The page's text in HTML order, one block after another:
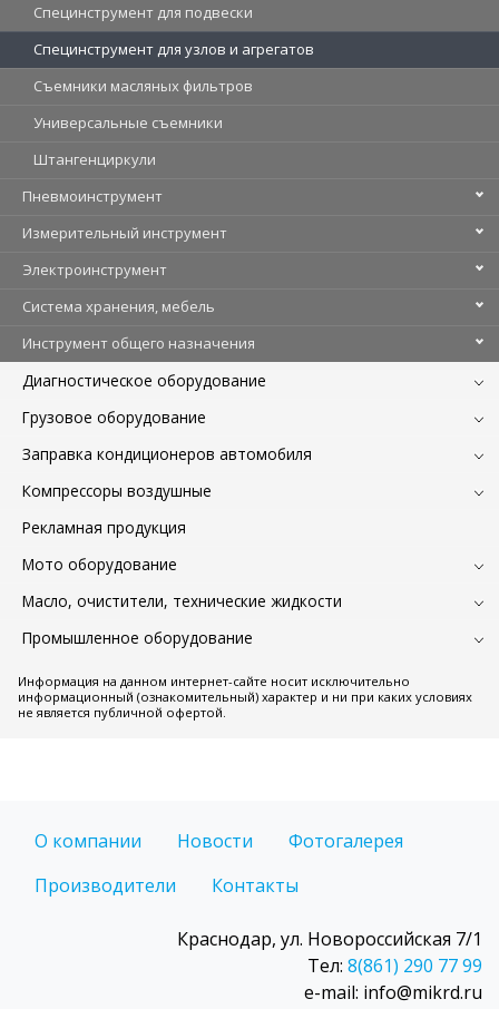
Специнструмент для подвески
Специнструмент для узлов и агрегатов
Съемники масляных фильтров
Универсальные съемники
Штангенциркули
Пневмоинструмент
Измерительный инструмент
Электроинструмент
Система хранения, мебель
Инструмент общего назначения
Диагностическое оборудование
Грузовое оборудование
Заправка кондиционеров автомобиля
Компрессоры воздушные
Рекламная продукция
Мото оборудование
Масло, очистители, технические жидкости
Промышленное оборудование
Информация на данном интернет-сайте носит исключительно
информационный (ознакомительный) характер и ни при каких условиях
не является публичной офертой.
О компании Новости
Фотогалерея
Производители
Контакты
Краснодар, ул. Новороссийская 7/1
Тел: 8(861) 290 77 99
e-mail: info@mikrd.ru